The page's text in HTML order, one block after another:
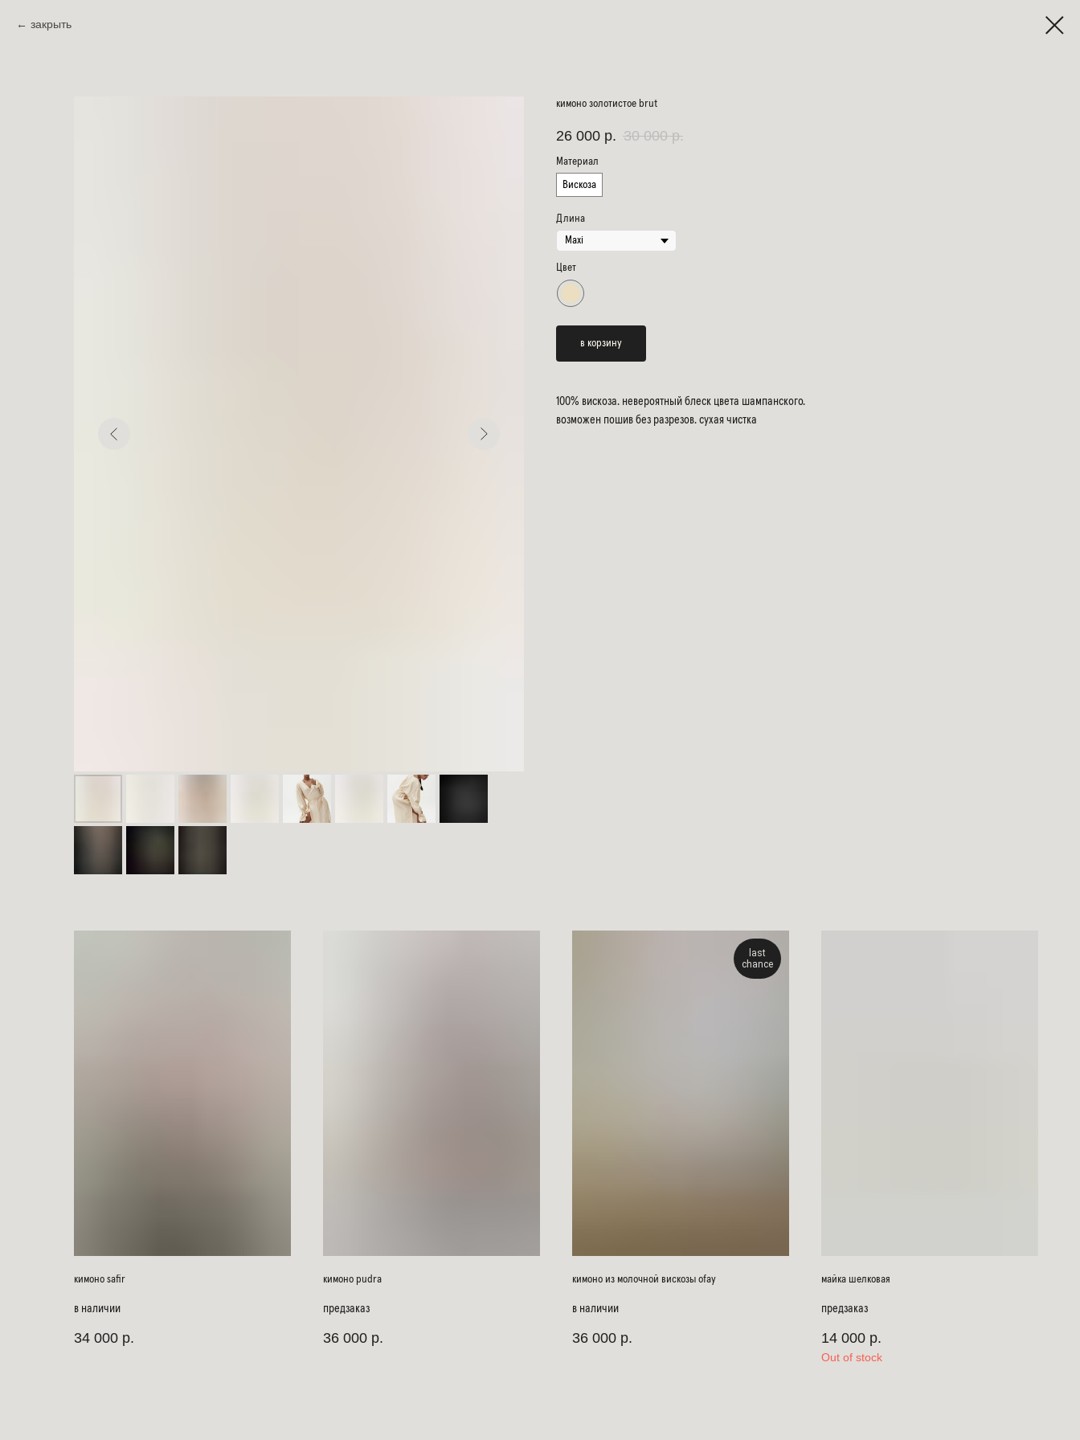
закрыть
кимоно золотистое brut
26 000 р. 30 000 р.
Материал
Вискоза
Длина
Цвет
в корзину
100% вискоза. невероятный блеск цвета шампанского.
возможен пошив без разрезов. сухая чистка
кимоно safir
в наличии
34 000 р.
кимоно pudra
предзаказ
36 000 р.
last
chance
кимоно из молочной вискозы ofay
в наличии
36 000 р.
майка шелковая
предзаказ
14 000 р.
Out of stock